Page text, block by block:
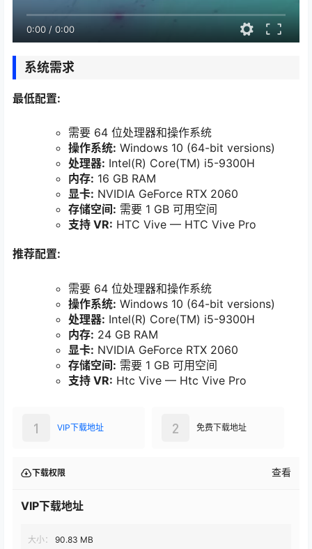
0:00 / 0:00
系统需求
最低配置:
需要 64 位处理器和操作系统
操作系统: Windows 10 (64-bit versions)
处理器: Intel(R) Core(TM) i5-9300H
内存: 16 GB RAM
显卡: NVIDIA GeForce RTX 2060
存储空间: 需要 1 GB 可用空间
支持 VR: HTC Vive — HTC Vive Pro
推荐配置:
需要 64 位处理器和操作系统
操作系统: Windows 10 (64-bit versions)
处理器: Intel(R) Core(TM) i5-9300H
内存: 24 GB RAM
显卡: NVIDIA GeForce RTX 2060
存储空间: 需要 1 GB 可用空间
支持 VR: Htc Vive — Htc Vive Pro
VIP下载地址
1 免费下载地址
2
下载权限 查看
VIP下载地址
大小：
90.83 MB